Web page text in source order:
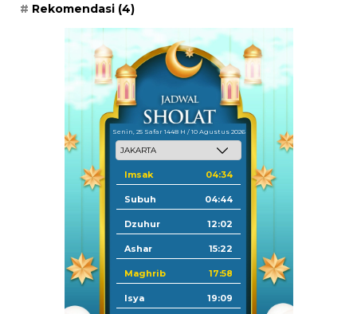
Rekomendasi (4)
Senin, 25 Safar 1448 H / 10 Agustus 2026
Imsak 04:34
Subuh 04:44
Dzuhur 12:02
Ashar 15:22
Maghrib 17:58
Isya 19:09